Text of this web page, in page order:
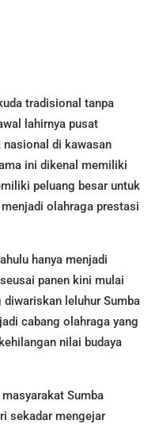
tradisional tanpa
lahirnya pusat
nasional di kawasan
ini dikenal memiliki
peluang besar untuk
olahraga prestasi
hanya menjadi
panen kini mulai
leluhur Sumba
cabang olahraga yang
nilai budaya
Sumba
sekadar mengejar